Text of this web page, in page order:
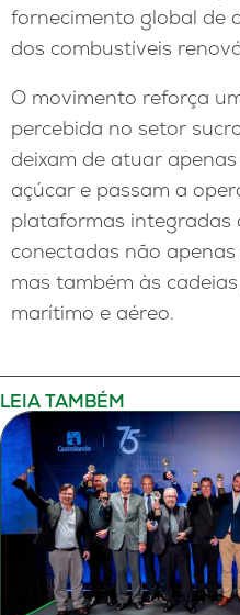
fornecimento global de
dos combustíveis
O movimento reforça
percebida no setor
deixam de atuar
açúcar e passam a
plataformas integradas
conectadas não
mas também às
marítimo e aéreo.
LEIA TAMBÉM